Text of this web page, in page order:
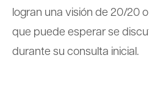
logran una visión de 20/20
que puede esperar se
durante su consulta inicial.